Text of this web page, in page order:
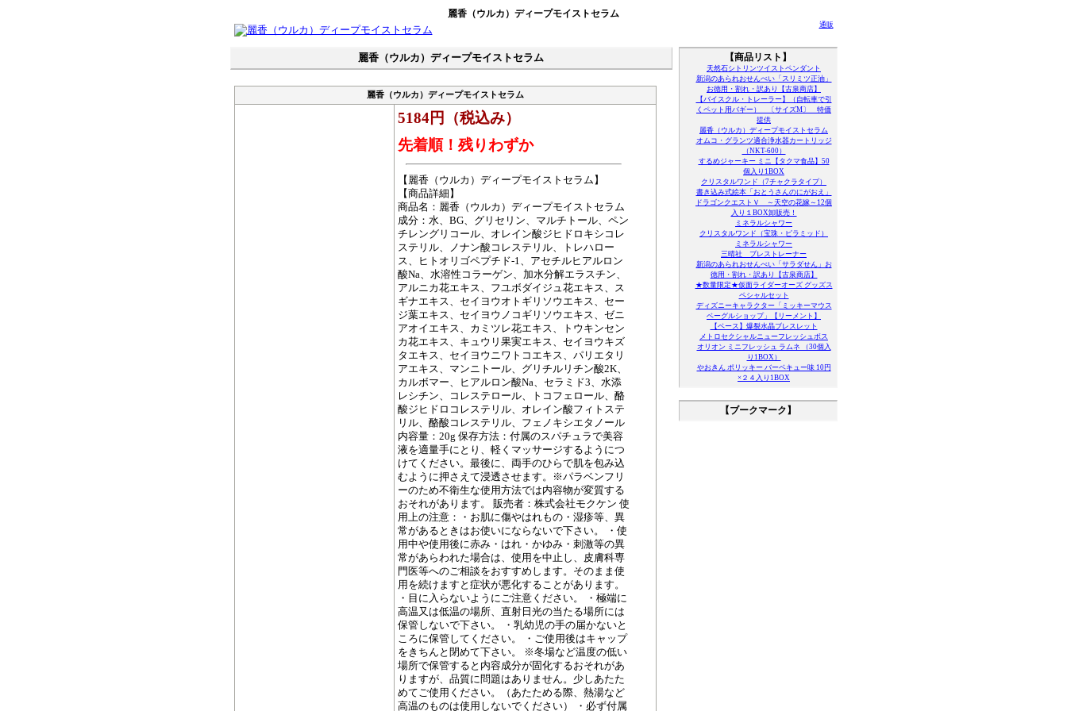
麗香（ウルカ）ディープモイストセラム
通販
【商品リスト】
天然石シトリンツイストペンダント
新潟のあられおせんべい「スリミツ正油」
お徳用・割れ・訳あり【古泉商店】
【バイスクル・トレーラー】（自転車で引
くペット用バギー） 〔サイズM〕 特価
提供
麗香（ウルカ）ディープモイストセラム
オムコ・グランツ適合浄水器カートリッジ
（NKT-600）
するめジャーキー ミニ【タクマ食品】50
個入り1BOX
クリスタルワンド（7チャクラタイプ）
書き込み式絵本「おとうさんのにがおえ」
ドラゴンクエストＶ ～天空の花嫁～12個
入り１BOX卸販売！
ミネラルシャワー
クリスタルワンド（宝珠・ピラミッド）
ミネラルシャワー
三晴社 ブレストレーナー
新潟のあられおせんべい「サラダせん」お
徳用・割れ・訳あり【古泉商店】
★数量限定★仮面ライダーオーズ グッズス
ペシャルセット
ディズニーキャラクター「ミッキーマウス
ベーグルショップ」【リーメント】
【ベース】爆裂水晶ブレスレット
メトロセクシャルニューフレッシュボス
オリオン ミニフレッシュ ラムネ （30個入
り1BOX）
やおきん ポリッキー バーベキュー味 10円
×２４入り1BOX
【ブークマーク】
麗香（ウルカ）ディープモイストセラム
麗香（ウルカ）ディープモイストセラム
5184円（税込み）
先着順！残りわずか
【麗香（ウルカ）ディープモイストセラム】
【商品詳細】
商品名：麗香（ウルカ）ディープモイストセラム
成分：水、BG、グリセリン、マルチトール、ペン
チレングリコール、オレイン酸ジヒドロキシコレ
ステリル、ノナン酸コレステリル、トレハロー
ス、ヒトオリゴペプチド-1、アセチルヒアルロン
酸Na、水溶性コラーゲン、加水分解エラスチン、
アルニカ花エキス、フユボダイジュ花エキス、ス
ギナエキス、セイヨウオトギリソウエキス、セー
ジ葉エキス、セイヨウノコギリソウエキス、ゼニ
アオイエキス、カミツレ花エキス、トウキンセン
カ花エキス、キュウリ果実エキス、セイヨウキズ
タエキス、セイヨウニワトコエキス、パリエタリ
アエキス、マンニトール、グリチルリチン酸2K、
カルボマー、ヒアルロン酸Na、セラミド3、水添
レシチン、コレステロール、トコフェロール、酪
酸ジヒドロコレステリル、オレイン酸フィトステ
リル、酪酸コレステリル、フェノキシエタノール
内容量：20g 保存方法：付属のスパチュラで美容
液を適量手にとり、軽くマッサージするようにつ
けてください。最後に、両手のひらで肌を包み込
むように押さえて浸透させます。※パラベンフリ
ーのため不衛生な使用方法では内容物が変質する
おそれがあります。 販売者：株式会社モクケン 使
用上の注意：・お肌に傷やはれもの・湿疹等、異
常があるときはお使いにならないで下さい。 ・使
用中や使用後に赤み・はれ・かゆみ・刺激等の異
常があらわれた場合は、使用を中止し、皮膚科専
門医等へのご相談をおすすめします。そのまま使
用を続けますと症状が悪化することがあります。
・目に入らないようにご注意ください。 ・極端に
高温又は低温の場所、直射日光の当たる場所には
保管しないで下さい。 ・乳幼児の手の届かないと
ころに保管してください。 ・ご使用後はキャップ
をきちんと閉めて下さい。 ※冬場など温度の低い
場所で保管すると内容成分が固化するおそれがあ
りますが、品質に問題はありません。少しあたた
めてご使用ください。（あたためる際、熱湯など
高温のものは使用しないでください） ・必ず付属